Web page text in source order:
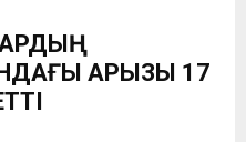
ҚАРЫЗЫ 17